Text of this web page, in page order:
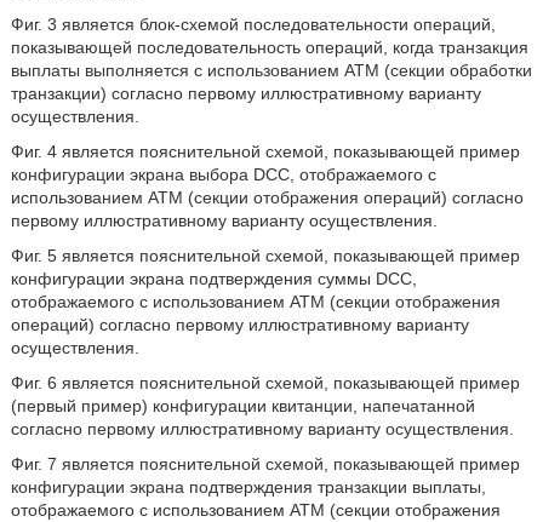
Фиг. 3 является блок-схемой последовательности операций,
показывающей последовательность операций, когда транзакция
выплаты выполняется с использованием ATM (секции обработки
транзакции) согласно первому иллюстративному варианту
осуществления.
Фиг. 4 является пояснительной схемой, показывающей пример
конфигурации экрана выбора DCC, отображаемого с
использованием ATM (секции отображения операций) согласно
первому иллюстративному варианту осуществления.
Фиг. 5 является пояснительной схемой, показывающей пример
конфигурации экрана подтверждения суммы DCC,
отображаемого с использованием ATM (секции отображения
операций) согласно первому иллюстративному варианту
осуществления.
Фиг. 6 является пояснительной схемой, показывающей пример
(первый пример) конфигурации квитанции, напечатанной
согласно первому иллюстративному варианту осуществления.
Фиг. 7 является пояснительной схемой, показывающей пример
конфигурации экрана подтверждения транзакции выплаты,
отображаемого с использованием ATM (секции отображения